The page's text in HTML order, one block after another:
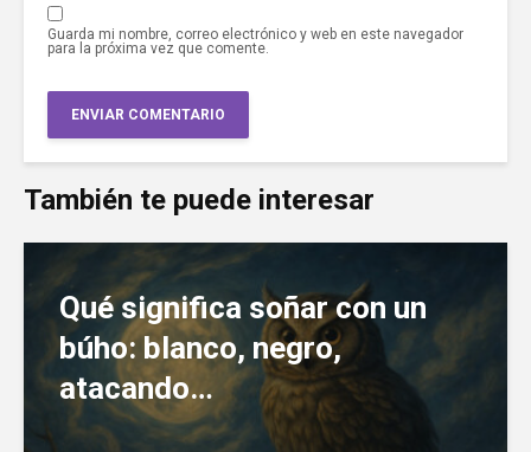
Guarda mi nombre, correo electrónico y web en este navegador
para la próxima vez que comente.
También te puede interesar
Qué significa soñar con un
búho: blanco, negro,
atacando…